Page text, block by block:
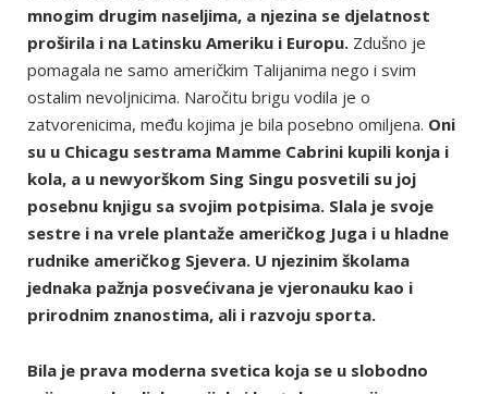
mnogim drugim naseljima, a njezina se djelatnost
proširila i na Latinsku Ameriku i Europu. Zdušno je
pomagala ne samo američkim Talijanima nego i svim
ostalim nevoljnicima. Naročitu brigu vodila je o
zatvorenicima, među kojima je bila posebno omiljena. Oni
su u Chicagu sestrama Mamme Cabrini kupili konja i
kola, a u newyorškom Sing Singu posvetili su joj
posebnu knjigu sa svojim potpisima. Slala je svoje
sestre i na vrele plantaže američkog Juga i u hladne
rudnike američkog Sjevera. U njezinim školama
jednaka pažnja posvećivana je vjeronauku kao i
prirodnim znanostima, ali i razvoju sporta.
Bila je prava moderna svetica koja se u slobodno